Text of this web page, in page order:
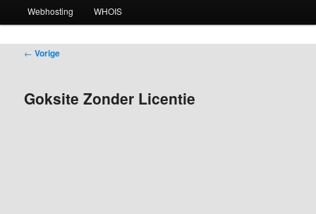
Webhosting WHOIS
Bericht
← Vorige
Goksite Zonder Licentie